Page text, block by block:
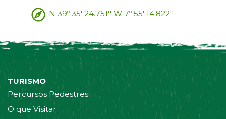
N 39º 35' 24.751'' W 7º 55' 14.822''
TURISMO
Percursos Pedestres
O que Visitar